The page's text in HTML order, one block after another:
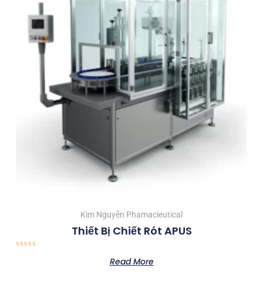
Kim Nguyễn Phamacieutical
Thiết Bị Chiết Rót APUS
Read More